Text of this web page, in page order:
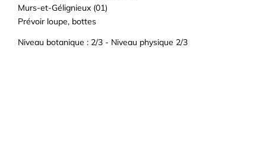
Murs-et-Gélignieux (01)
Prévoir loupe, bottes
Niveau botanique : 2/3 - Niveau physique 2/3